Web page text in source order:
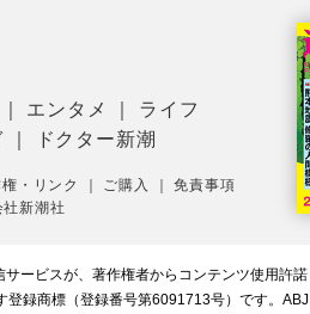
エンタメ
ライフ
ドクター新潮
・リンク ご購入 ｜免責事項
新潮社
ービスが、著作権者からコンテンツ使用許諾
登録商標（登録番号第6091713号）です。ABJ